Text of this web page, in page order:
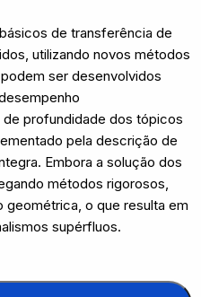
de transferência de
utilizando novos métodos
ser desenvolvidos
de profundidade dos tópicos
pela descrição de
Embora a solução dos
métodos rigorosos,
geométrica, o que resulta em
supérfluos.